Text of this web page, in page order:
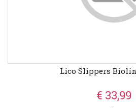
Lico Slippers
€ 33,99